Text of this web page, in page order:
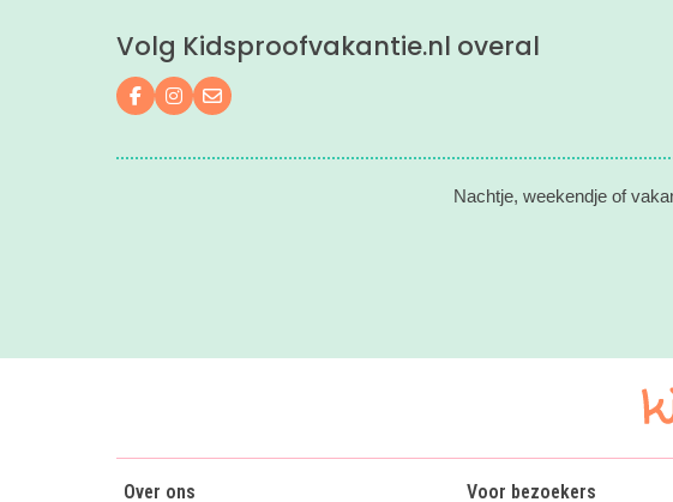
Volg Kidsproofvakantie.nl overal
Volg ons op Facebook
Volg ons op Instagram
Mail ons
Nachtje, weekendje of
Over ons Voor bezoekers